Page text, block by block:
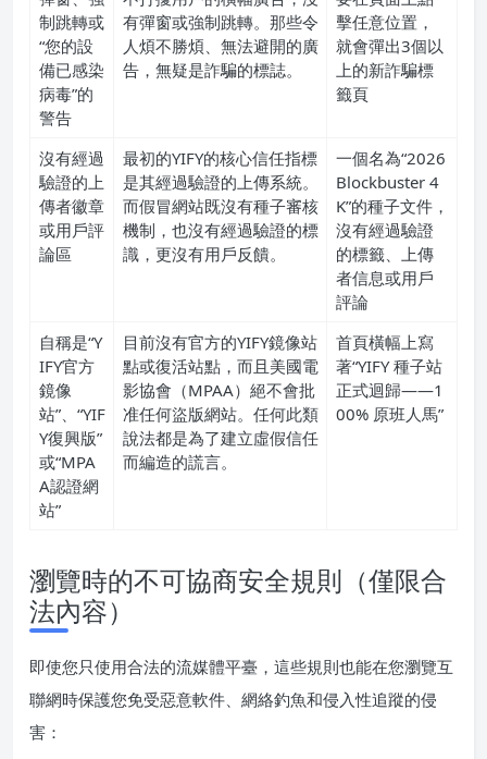
制跳轉或
“您的設
備已感染
病毒”的
警告
有彈窗或強制跳轉。那些令
人煩不勝煩、無法避開的廣
告，無疑是詐騙的標誌。
擊任意位置，
就會彈出3個以
上的新詐騙標
籤頁
沒有經過
驗證的上
傳者徽章
或用戶評
論區
最初的YIFY的核心信任指標
是其經過驗證的上傳系統。
而假冒網站既沒有種子審核
機制，也沒有經過驗證的標
識，更沒有用戶反饋。
一個名為“2026
Blockbuster 4
K”的種子文件，
沒有經過驗證
的標籤、上傳
者信息或用戶
評論
自稱是“Y
IFY官方
鏡像
站”、“YIF
Y復興版”
或“MPA
A認證網
站”
目前沒有官方的YIFY鏡像站
點或復活站點，而且美國電
影協會（MPAA）絕不會批
准任何盜版網站。任何此類
說法都是為了建立虛假信任
而編造的謊言。
首頁橫幅上寫
著“YIFY 種子站
正式迴歸——1
00% 原班人馬”
瀏覽時的不可協商安全規則（僅限合
法內容）
即使您只使用合法的流媒體平臺，這些規則也能在您瀏覽互
聯網時保護您免受惡意軟件、網絡釣魚和侵入性追蹤的侵
害：